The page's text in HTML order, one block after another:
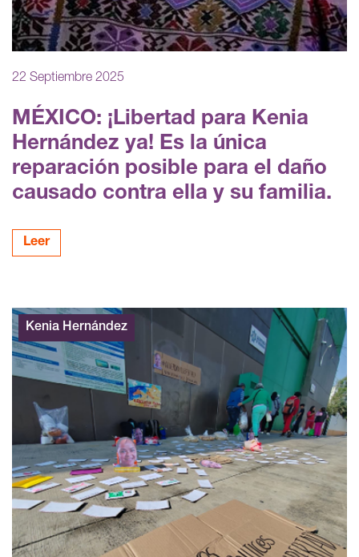
22 Septiembre 2025
MÉXICO: ¡Libertad para Kenia
Hernández ya! Es la única
reparación posible para el daño
causado contra ella y su familia.
Leer
Kenia Hernández